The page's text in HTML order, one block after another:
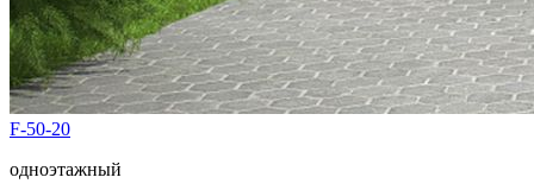
F-50-20
одноэтажный